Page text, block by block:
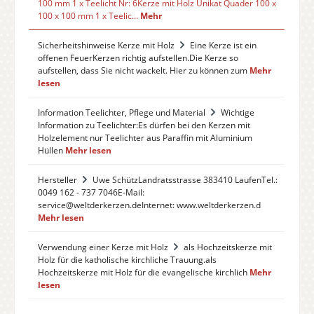
100 mm 1 x Teelicht Nr: 6Kerze mit Holz Unikat Quader 100 x
100 x 100 mm 1 x Teelic… Mehr
Sicherheitshinweise Kerze mit Holz
Eine Kerze ist ein
offenen FeuerKerzen richtig aufstellen.Die Kerze so
aufstellen, dass Sie nicht wackelt. Hier zu können zum Mehr
lesen
Information Teelichter, Pflege und Material
Wichtige
Information zu Teelichter:Es dürfen bei den Kerzen mit
Holzelement nur Teelichter aus Paraffin mit Aluminium
Hüllen Mehr lesen
Hersteller
Uwe SchützLandratsstrasse 383410 LaufenTel.:
0049 162 - 737 7046E-Mail:
service@weltderkerzen.deInternet: www.weltderkerzen.d
Mehr lesen
Verwendung einer Kerze mit Holz
als Hochzeitskerze mit
Holz für die katholische kirchliche Trauung.als
Hochzeitskerze mit Holz für die evangelische kirchlich Mehr
lesen